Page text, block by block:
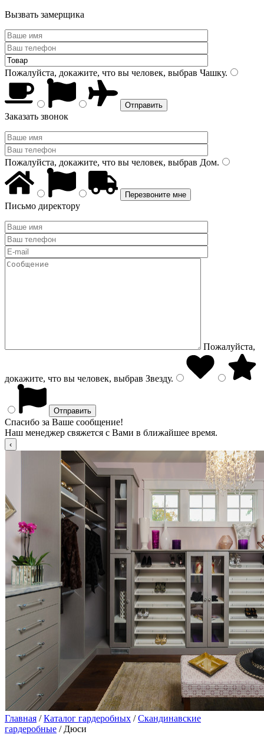
Вызвать замерщика
Пожалуйста, докажите, что вы человек, выбрав Чашку.
Заказать звонок
Пожалуйста, докажите, что вы человек, выбрав Дом.
Письмо директору
Пожалуйста,
докажите, что вы человек, выбрав Звезду.
Спасибо за Ваше сообщение!
Наш менеджер свяжется с Вами в ближайшее время.
Главная /Каталог гардеробных /Скандинавские
гардеробные / Дюси